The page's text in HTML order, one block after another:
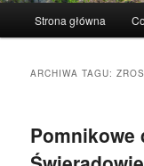
Strona główna
ARCHIWA TAGU:
Pomnikowe